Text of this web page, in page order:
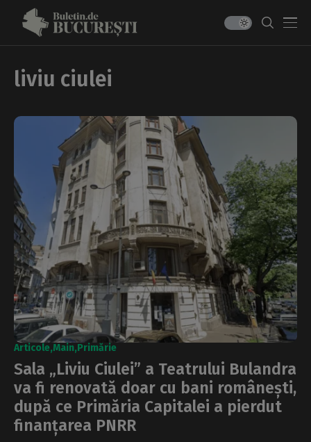
liviu ciulei
Articole Main Primărie
Sala „Liviu Ciulei” a Teatrului Bulandra
va fi renovată doar cu bani românești,
după ce Primăria Capitalei a pierdut
finanțarea PNRR